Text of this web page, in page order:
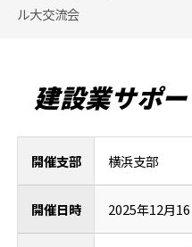
ル大交流会
建設業サポ
開催支部 横浜支部
開催日時 2025年12月